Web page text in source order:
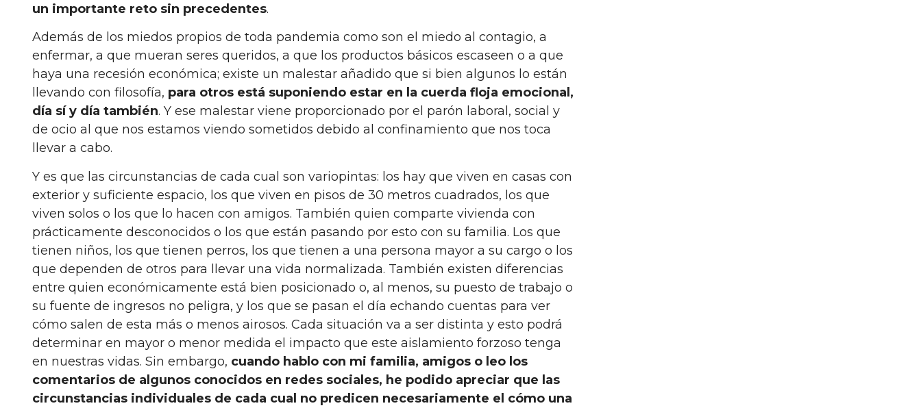
un importante reto sin precedentes.
Además de los miedos propios de toda pandemia como son el miedo al contagio, a
enfermar, a que mueran seres queridos, a que los productos básicos escaseen o a que
haya una recesión económica; existe un malestar añadido que si bien algunos lo están
llevando con filosofía, para otros está suponiendo estar en la cuerda floja emocional,
día sí y día también. Y ese malestar viene proporcionado por el parón laboral, social y
de ocio al que nos estamos viendo sometidos debido al confinamiento que nos toca
llevar a cabo.
Y es que las circunstancias de cada cual son variopintas: los hay que viven en casas con
exterior y suficiente espacio, los que viven en pisos de 30 metros cuadrados, los que
viven solos o los que lo hacen con amigos. También quien comparte vivienda con
prácticamente desconocidos o los que están pasando por esto con su familia. Los que
tienen niños, los que tienen perros, los que tienen a una persona mayor a su cargo o los
que dependen de otros para llevar una vida normalizada. También existen diferencias
entre quien económicamente está bien posicionado o, al menos, su puesto de trabajo o
su fuente de ingresos no peligra, y los que se pasan el día echando cuentas para ver
cómo salen de esta más o menos airosos. Cada situación va a ser distinta y esto podrá
determinar en mayor o menor medida el impacto que este aislamiento forzoso tenga
en nuestras vidas. Sin embargo, cuando hablo con mi familia, amigos o leo los
comentarios de algunos conocidos en redes sociales, he podido apreciar que las
circunstancias individuales de cada cual no predicen necesariamente el cómo una